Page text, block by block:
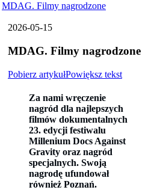
MDAG. Filmy nagrodzone
2026-05-15
MDAG. Filmy nagrodzone
Pobierz artykułPowiększ tekst
Za nami wręczenie
nagród dla najlepszych
filmów dokumentalnych
23. edycji festiwalu
Millenium Docs Against
Gravity oraz nagród
specjalnych. Swoją
nagrodę ufundował
również Poznań.